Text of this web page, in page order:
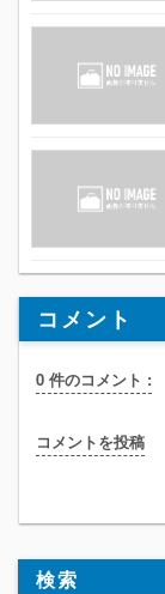
コメント
0 件のコメント :
コメントを投稿
検索